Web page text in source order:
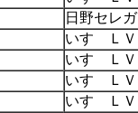
日野セレガ
いすゞＬＶ
いすゞＬＶ
いすゞＬＶ
いすゞＬＶ